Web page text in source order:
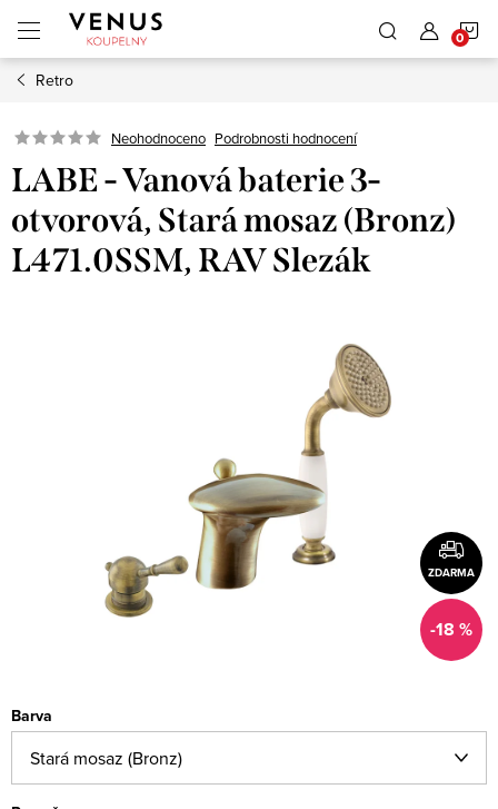
obsah
Retro
Neohodnoceno Podrobnosti hodnocení
LABE - Vanová baterie 3-
otvorová, Stará mosaz (Bronz)
L471.0SSM, RAV Slezák
ZDARMA
-18 %
Barva